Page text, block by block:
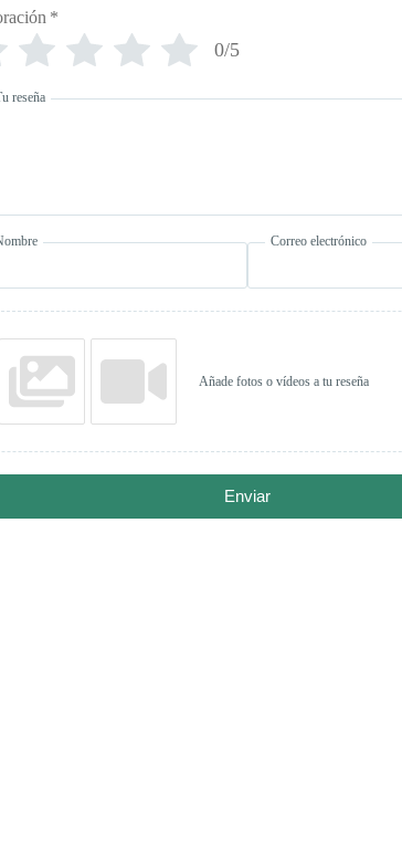
*
0/5
reseña
Correo electrónico
Añade fotos o vídeos a tu reseña
Enviar